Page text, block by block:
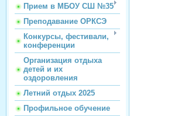
Прием в МБОУ СШ №35
Преподавание ОРКСЭ
Конкурсы, фестивали,
конференции
Организация отдыха
детей и их
оздоровления
Летний отдых 2025
Профильное обучение